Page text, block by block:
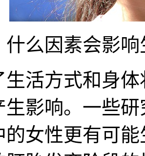
因素会影响
方式和身体
生影响。一些
的女性更有可